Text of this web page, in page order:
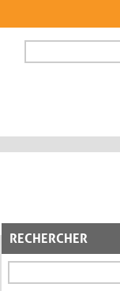
FORMULAIRE DE
RECHERCHER